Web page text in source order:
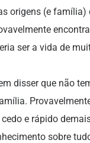
origens (e família)
ser a vida de
disser que não
e rápido
sobre